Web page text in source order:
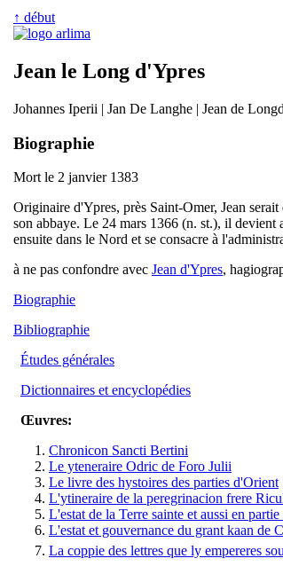
↑ début
Jean le Long d'Ypres
Johannes Iperii | Jan De Langhe | Jean de
Biographie
Mort le 2 janvier 1383
Originaire d'Ypres, près Saint-Omer, Jean
son abbaye. Le 24 mars 1366 (n. st.), il
ensuite dans le Nord et se consacre à
à ne pas confondre avec Jean d'Ypres,
Biographie
Bibliographie
Études générales
Dictionnaires et encyclopédies
Œuvres:
Chronicon Sancti Bertini
Le yteneraire Odric de Foro Julii
Le livre des hystoires des parties d'Orient
L'ytineraire de la peregrinacion frere
L'estat de la Terre sainte et aussi en
L'estat et gouvernance du grant kaan de
La coppie des lettres que ly empereres